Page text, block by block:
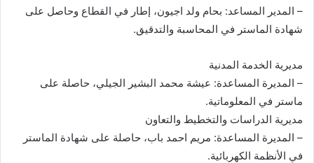
– المدير المساعد: بحام ولد اجيون، إطار في القطاع وحاصل على
شهادة الماستر في المحاسبة والتدقيق.
مديرية الخدمة المدنية
– المديرة المساعدة: عيشة محمد البشير الجيلي، حاصلة على
ماستر في المعلوماتية.
مديرية الدراسات والتخطيط والتعاون
– المديرة المساعدة: مريم احمد باب، حاصلة على شهادة الماستر
في الأنظمة الكهربائية.